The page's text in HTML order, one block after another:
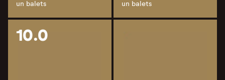
un balets
un balets
10.0